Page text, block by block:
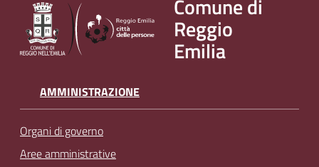
Comune di
Reggio
Emilia
AMMINISTRAZIONE
Organi di governo
Aree amministrative